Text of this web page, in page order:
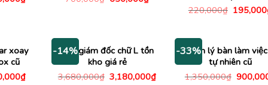
220,000₫ Giá
195,000
xoay
cũ
₫Giá
-14%
Bàn giám đốc chữ L tồn
kho giá rẻ
3,680,000₫ Giá
3,180,000₫Giá
-33%
Thanh lý bàn làm
tự nhiên cũ
1,350,000₫ Giá